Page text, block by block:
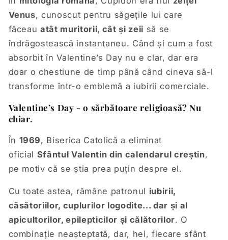
Venus, cunoscut pentru săgețile lui care
făceau atât muritorii, cât și zeii să se
îndrăgostească instantaneu. Când și cum a fost
absorbit în Valentine’s Day nu e clar, dar era
doar o chestiune de timp până când cineva să-l
transforme într-o emblemă a iubirii comerciale.
Valentine’s Day - o sărbătoare religioasă? Nu
chiar.
În 1969, Biserica Catolică a eliminat
oficial Sfântul Valentin din calendarul creștin,
pe motiv că se știa prea puțin despre el.
Cu toate astea, rămâne patronul iubirii,
căsătoriilor, cuplurilor logodite... dar și al
apicultorilor, epilepticilor și călătorilor. O
combinație neașteptată, dar, hei, fiecare sfânt